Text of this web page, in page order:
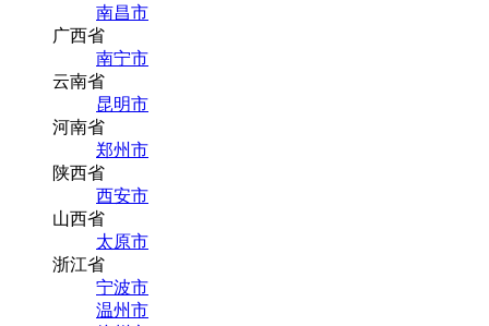
南昌市
广西省
南宁市
云南省
昆明市
河南省
郑州市
陕西省
西安市
山西省
太原市
浙江省
宁波市
温州市